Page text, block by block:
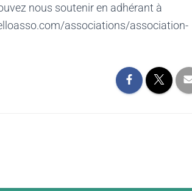
nous soutenir en adhérant à
associations/association-